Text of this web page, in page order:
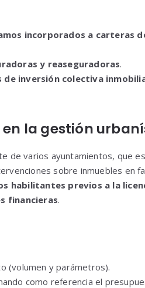
incorporados a carteras
y reaseguradoras.
inversión colectiva
la gestión
de varios ayuntamientos, que
sobre inmuebles en
habilitantes previos a la
financieras.
(volumen y parámetros).
como referencia el